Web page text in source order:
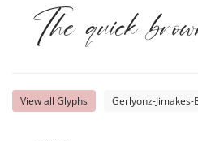
The quick
View all Glyphs Gerlyonz-